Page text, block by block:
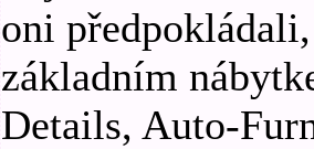
oni
základním
Details, Auto-